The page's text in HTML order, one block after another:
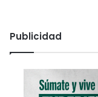
Publicidad